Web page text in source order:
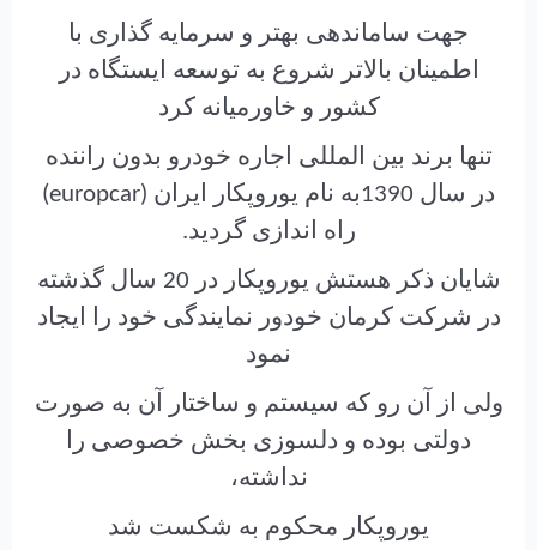
جهت ساماندهی بهتر و سرمایه گذاری با
اطمینان بالاتر شروع به توسعه ایستگاه در
کشور و خاورمیانه کرد
تنها برند بین المللی اجاره خودرو بدون راننده
در سال 1390به نام یوروپکار ایران (europcar)
راه اندازی گردید.
شایان ذکر هستش یوروپکار در 20 سال گذشته
در شرکت کرمان خودور نمایندگی خود را ایجاد
نمود
ولی از آن رو که سیستم و ساختار آن به صورت
دولتی بوده و دلسوزی بخش خصوصی را
نداشته،
یوروپکار محکوم به شکست شد